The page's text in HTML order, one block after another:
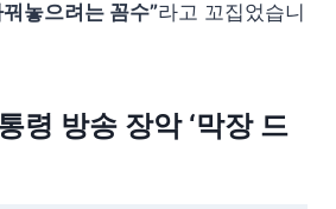
놓으려는 꼼수”라고 꼬집었습니
령 방송 장악 ‘막장 드